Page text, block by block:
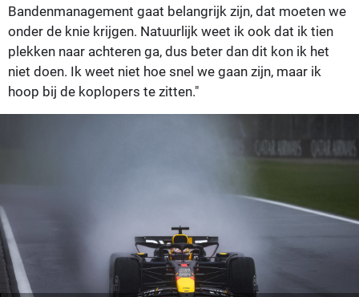
Bandenmanagement gaat belangrijk zijn, dat moeten we
onder de knie krijgen. Natuurlijk weet ik ook dat ik tien
plekken naar achteren ga, dus beter dan dit kon ik het
niet doen. Ik weet niet hoe snel we gaan zijn, maar ik
hoop bij de koplopers te zitten."